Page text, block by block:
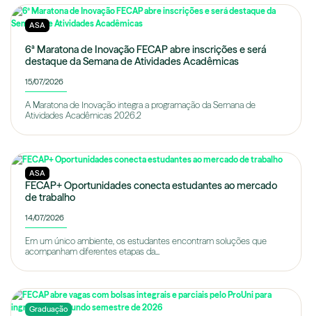
ASA
6ª Maratona de Inovação FECAP abre inscrições e será
destaque da Semana de Atividades Acadêmicas
15/07/2026
A Maratona de Inovação integra a programação da Semana de
Atividades Acadêmicas 2026.2
ASA
FECAP+ Oportunidades conecta estudantes ao mercado
de trabalho
14/07/2026
Em um único ambiente, os estudantes encontram soluções que
acompanham diferentes etapas da...
Graduação